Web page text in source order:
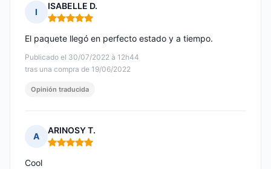
I
ISABELLE D.
Nota: 5 de 5
Publicado el 30/07/2022 à 12h44
tras una compra de 19/06/2022
El paquete llegó en perfecto estado y a tiempo.
Opinión traducida
A
ARINOSY T.
Nota: 5 de 5
Cool